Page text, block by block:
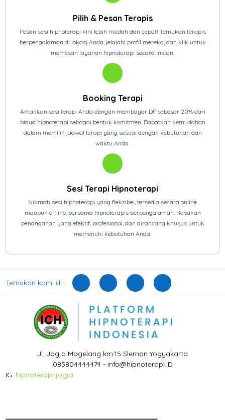
Pilih & Pesan Terapis
Pesan sesi hipnoterapi kini lebih mudah dan cepat! Temukan terapis
berpengalaman di lokasi Anda, jelajahi profil mereka, dan klik untuk
memesan layanan hipnoterapi secara instan.
Booking Terapi
Amankan sesi terapi Anda dengan membayar DP sebesar 20% dari
biaya hipnoterapi sebagai bentuk komitmen. Dapatkan kemudahan
dalam memilih jadwal terapi yang sesuai dengan kebutuhan dan
waktu Anda.
Sesi Terapi Hipnoterapi
Nikmati sesi hipnoterapi yang fleksibel, tersedia secara online
maupun offline, bersama hipnoterapis berpengalaman. Rasakan
penanganan yang efektif, profesional, dan dirancang khusus untuk
memenuhi kebutuhan Anda.
Temukan kami di :
Jl. Jogja Magelang km.15 Sleman Yogyakarta
085804444474 - info@hipnoterapi.ID
IG: hipnoterapi jogja